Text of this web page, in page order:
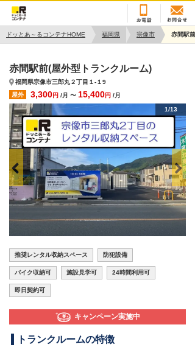
ドッとあ～るコンテナHOME 福岡県 宗像市 赤間駅前
赤間駅前(屋外型トランクルーム)
福岡県宗像市三郎丸２丁目１-１9
屋外
3,300円 /月 〜 15,400円 /月
1/13
推奨レンタル収納スペース 防犯設備
バイク収納可 施設見学可 24時間利用可
即日契約可
キャンペーン実施中
トランクルームの特徴